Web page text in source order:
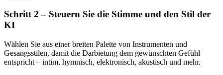
Schritt 2 – Steuern Sie die Stimme und den Stil der
KI
Wählen Sie aus einer breiten Palette von Instrumenten und
Gesangsstilen, damit die Darbietung dem gewünschten Gefühl
entspricht – intim, hymnisch, elektronisch, akustisch und mehr.